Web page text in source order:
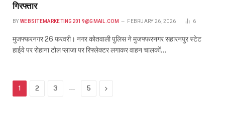
गिरफ्तार
BY WEBSITEMARKETING2019@GMAIL.COM FEBRUARY 26, 2026 6
मुजफ्फरनगर 26 फरवरी। नगर कोतवाली पुलिस ने मुजफ्फरनगर सहारनपुर स्टेट
हाईवे पर रोहाना टोल प्लाजा पर रिफ्लेक्टर लगाकर वाहन चालकों…
1 2 3 … 5 Next